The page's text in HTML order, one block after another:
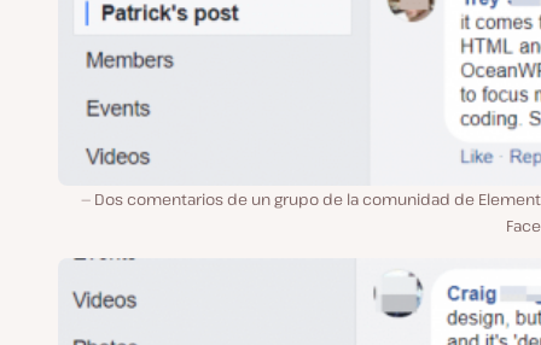
Dos comentarios de un grupo de la comunidad de